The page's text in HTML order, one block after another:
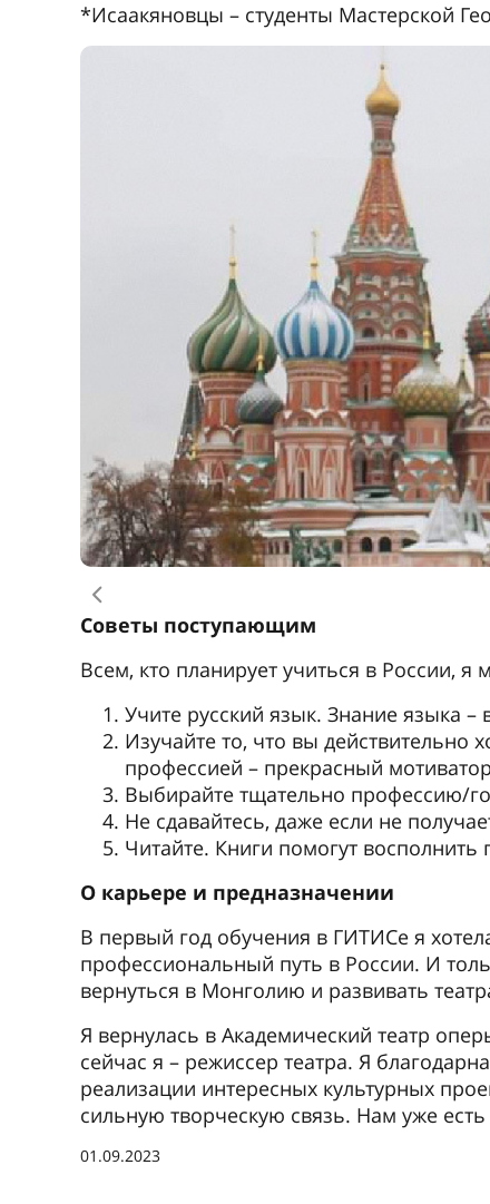
*Исаакяновцы – студенты Мастерской
Всем, кто планирует учиться в России, я
Учите русский язык. Знание языка
Изучайте то, что вы действительно
профессией – прекрасный
Выбирайте тщательно профессию/
Не сдавайтесь, даже если не
Читайте. Книги помогут
О карьере и предназначении
В первый год обучения в ГИТИСе я
профессиональный путь в России. И
вернуться в Монголию и развивать
Я вернулась в Академический театр
сейчас я – режиссер театра. Я
реализации интересных культурных
сильную творческую связь. Нам уже
01.09.2023
Университеты России
Вятский государственный
университет